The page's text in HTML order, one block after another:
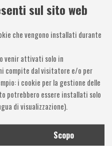
sul sito web
che vengono installati durante
venir attivati solo in
compite dal visitatore e/o per
i cookie per la gestione delle
potrebbero essere installati solo
di visualizzazione).
Scopo